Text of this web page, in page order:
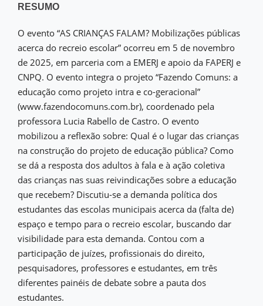
RESUMO
O evento “AS CRIANÇAS FALAM? Mobilizações públicas
acerca do recreio escolar” ocorreu em 5 de novembro
de 2025, em parceria com a EMERJ e apoio da FAPERJ e
CNPQ. O evento integra o projeto “Fazendo Comuns: a
educação como projeto intra e co-geracional”
(www.fazendocomuns.com.br), coordenado pela
professora Lucia Rabello de Castro. O evento
mobilizou a reflexão sobre: Qual é o lugar das crianças
na construção do projeto de educação pública? Como
se dá a resposta dos adultos à fala e à ação coletiva
das crianças nas suas reivindicações sobre a educação
que recebem? Discutiu-se a demanda política dos
estudantes das escolas municipais acerca da (falta de)
espaço e tempo para o recreio escolar, buscando dar
visibilidade para esta demanda. Contou com a
participação de juízes, profissionais do direito,
pesquisadores, professores e estudantes, em três
diferentes painéis de debate sobre a pauta dos
estudantes.